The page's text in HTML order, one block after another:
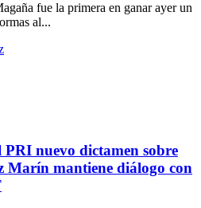
fue la primera en ganar ayer un
al...
nuevo dictamen sobre
Marín mantiene diálogo con